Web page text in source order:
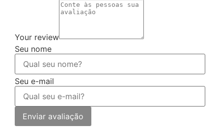
Your review
Seu nome
Seu e-mail
Enviar avaliação